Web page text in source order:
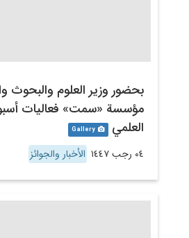
بحضور وزير العلوم والبحوث
مؤسسة «سمت» فعاليات
العلمي
Gallery
٠٤ رجب ١٤٤٧ الأخبار والجوائز